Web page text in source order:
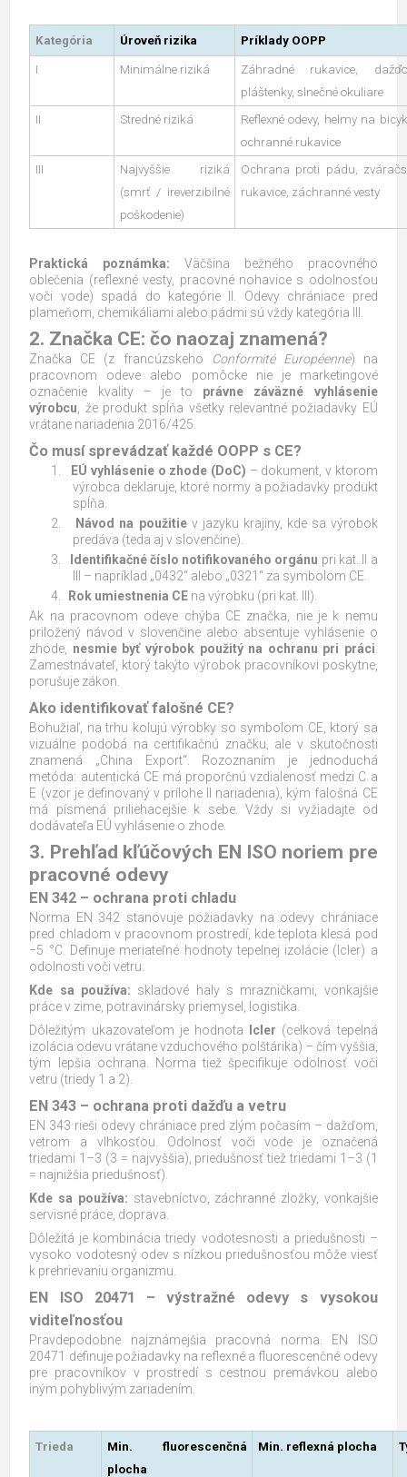
Kategória Úroveň rizika Príklady OOPP
I Minimálne riziká
Záhradné rukavice,
pláštenky, slnečné okuliare
II
Stredné riziká
Reflexné odevy, helmy na
ochranné rukavice
III
Najvyššie riziká
(smrť / ireverzibilné
poškodenie)
Ochrana proti pádu,
rukavice, záchranné vesty
Praktická poznámka: Väčšina bežného pracovného
oblečenia (reflexné vesty, pracovné nohavice s odolnosťou
voči vode) spadá do kategórie II. Odevy chrániace pred
plameňom, chemikáliami alebo pádmi sú vždy kategória III.
2. Značka CE: čo naozaj znamená?
Značka CE (z francúzskeho Conformité Européenne) na
pracovnom odeve alebo pomôcke nie je marketingové
označenie kvality – je to právne záväzné vyhlásenie
výrobcu , že produkt spĺňa všetky relevantné požiadavky EÚ
vrátane nariadenia 2016/425.
Čo musí sprevádzať každé OOPP s CE?
1. EÚ vyhlásenie o zhode (DoC) – dokument, v ktorom
výrobca deklaruje, ktoré normy a požiadavky produkt
spĺňa.
2.
Návod na použitiev jazyku krajiny, kde sa výrobok
predáva (teda aj v slovenčine).
3.
Identifikačné číslo notifikovaného orgánu pri kat. II a
III – napríklad „0432“ alebo „0321“ za symbolom CE.
4.
Rok umiestnenia CE na výrobku (pri kat. III).
Ak na pracovnom odeve chýba CE značka, nie je k nemu
priložený návod v slovenčine alebo absentuje vyhlásenie o
zhode, nesmie byť výrobok použitý na ochranu pri práci
Zamestnávateľ, ktorý takýto výrobok pracovníkovi poskytne,
porušuje zákon.
Ako identifikovať falošné CE?
Bohužiaľ, na trhu kolujú výrobky so symbolom CE, ktorý sa
vizuálne podobá na certifikačnú značku, ale v skutočnosti
znamená „China Export“. Rozoznaním je jednoduchá
metóda: autentická CE má proporčnú vzdialenosť medzi C a
E (vzor je definovaný v prílohe II nariadenia), kým falošná CE
má písmená priliehacejšie k sebe. Vždy si vyžiadajte od
dodávateľa EÚ vyhlásenie o zhode.
3. Prehľad kľúčových EN ISO noriem pre
pracovné odevy
EN 342 – ochrana proti chladu
Norma EN 342 stanovuje požiadavky na odevy chrániace
pred chladom v pracovnom prostredí, kde teplota klesá pod
−5 °C. Definuje meriateľné hodnoty tepelnej izolácie (Icler) a
odolnosti voči vetru.
Kde sa používa: skladové haly s mrazničkami, vonkajšie
práce v zime, potravinársky priemysel, logistika.
Dôležitým ukazovateľom je hodnota
Icler (celková tepelná
izolácia odevu vrátane vzduchového polštárika) – čím vyššia,
tým lepšia ochrana. Norma tiež špecifikuje odolnosť voči
vetru (triedy 1 a 2).
EN 343 – ochrana proti dažďu a vetru
EN 343 rieši odevy chrániace pred zlým počasím – dažďom,
vetrom a vlhkosťou. Odolnosť voči vode je označená
triedami 1–3 (3 = najvyššia), priedušnosť tiež triedami 1–3 (1
= najnižšia priedušnosť).
Kde sa používa: stavebníctvo, záchranné zložky, vonkajšie
servisné práce, doprava.
Dôležitá je kombinácia triedy vodotesnosti a priedušnosti –
vysoko vodotesný odev s nízkou priedušnosťou môže viesť
k prehrievaniu organizmu.
EN ISO 20471 – výstražné odevy s vysokou
viditeľnosťou
Pravdepodobne najznámejšia pracovná norma. EN ISO
20471 definuje požiadavky na reflexné a fluorescenčné odevy
pre pracovníkov v prostredí s cestnou premávkou alebo
iným pohyblivým zariadením.
Trieda
Min. fluorescenčná
plocha
Min. reflexná plocha